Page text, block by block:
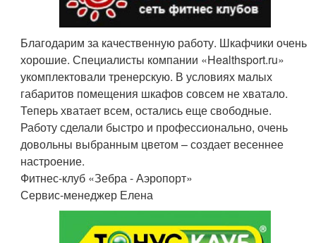
Благодарим за качественную работу. Шкафчики очень
хорошие. Специалисты компании «Healthsport.ru»
укомплектовали тренерскую. В условиях малых
габаритов помещения шкафов совсем не хватало.
Теперь хватает всем, остались еще свободные.
Работу сделали быстро и профессионально, очень
довольны выбранным цветом – создает весеннее
настроение.
Фитнес-клуб «Зебра - Аэропорт»
Сервис-менеджер Елена